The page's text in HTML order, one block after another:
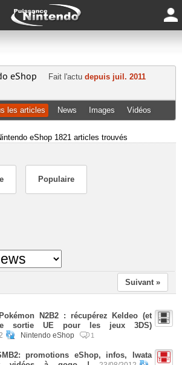
eShop Fait l'actu depuis juil. 2011
les articles News Images Vidéos
eShop 1821 articles trouvés
Populaire
Suivant »
N2B2 : récupérez Keldeo (et
sortie UE pour les jeux 3DS)
Nintendo eShop 1
promotions eShop, infos, Iwata